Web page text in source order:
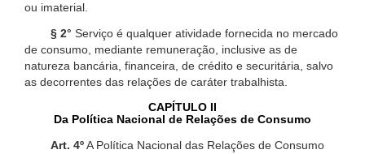
ou imaterial.
§ 2° Serviço é qualquer atividade fornecida no mercado
de consumo, mediante remuneração, inclusive as de
natureza bancária, financeira, de crédito e securitária, salvo
as decorrentes das relações de caráter trabalhista.
CAPÍTULO II
Da Política Nacional de Relações de Consumo
Art. 4ºA Política Nacional das Relações de Consumo